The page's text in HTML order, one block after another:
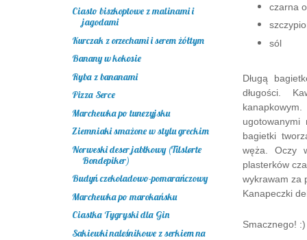
czarna
sól
Długą
długości.
ugotowanymi
bagietki
węża. Oczy
plasterków
wykrawam za
Kanapeczki
Smacznego!
Ciasto biszkoptowe z malinami i
jagodami
Kurczak z orzechami i serem żółtym
Banany w kokosie
Ryba z bananami
Pizza Serce
Marchewka po tunezyjsku
Ziemniaki smażone w stylu greckim
Norweski deser jabłkowy (Tilslørte
Bondepiker)
Budyń czekoladowo-pomarańczowy
Marchewka po marokańsku
Ciastka Tygryski dla Gin
Sakiewki naleśnikowe z serkiem na